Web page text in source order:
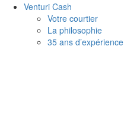
Venturi Cash
Votre courtier
La philosophie
35 ans d’expérience